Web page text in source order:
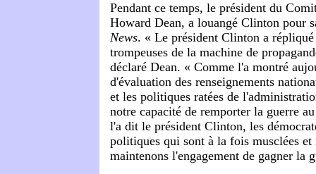
Pendant ce temps, le président du
Howard Dean, a louangé Clinton pour
News. « Le président Clinton a
trompeuses de la machine de
déclaré Dean. « Comme l'a montré
d'évaluation des renseignements
et les politiques ratées de
notre capacité de remporter la guerre
l'a dit le président Clinton, les
politiques qui sont à la fois musclées et
maintenons l'engagement de gagner la